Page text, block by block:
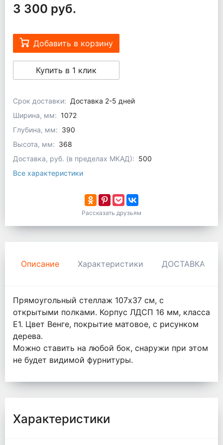
3 300 руб.
Добавить в корзину
Купить в 1 клик
Срок доставки: Доставка 2-5 дней
Ширина, мм: 1072
Глубина, мм: 390
Высота, мм: 368
Доставка, руб. (в пределах МКАД): 500
Все характеристики
Рассказать друзьям
Описание Характеристики ДОСТАВКА И
Прямоугольный стеллаж 107х37 см, с
открытыми полками. Корпус ЛДСП 16 мм, класса
Е1. Цвет Венге, покрытие матовое, с рисунком
дерева.
Можно ставить на любой бок, снаружи при этом
не будет видимой фурнитуры.
Характеристики